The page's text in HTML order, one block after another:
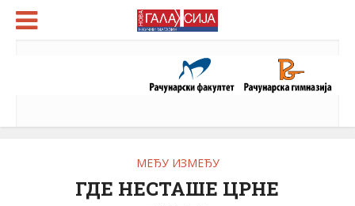
МЕЂУ ИЗМЕЂУ
ГДЕ НЕСТАШЕ ЦРНЕ